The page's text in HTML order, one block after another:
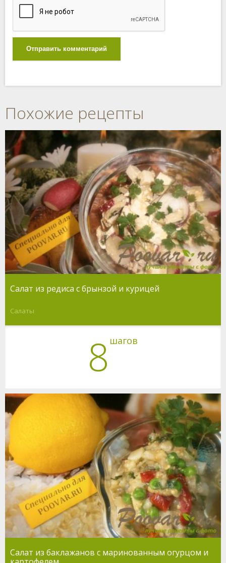
Отправить комментарий
Похожие рецепты
Салат из редиса с брынзой и курицей
Салаты
8 шагов
Салат из баклажанов с маринованным огурцом и